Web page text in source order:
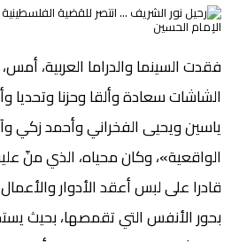
فقدت السينما والدراما العربية،
الشاشات سعادة وألقا وحزنا وتحديا
ياسين ويحيى الفخراني وأحمد زكي
الواقعية»، وكان محياه، الذي منّ
قادرا على لبس أعقد الأدوار
بحور الأنفس التي تقمصها، بحيث